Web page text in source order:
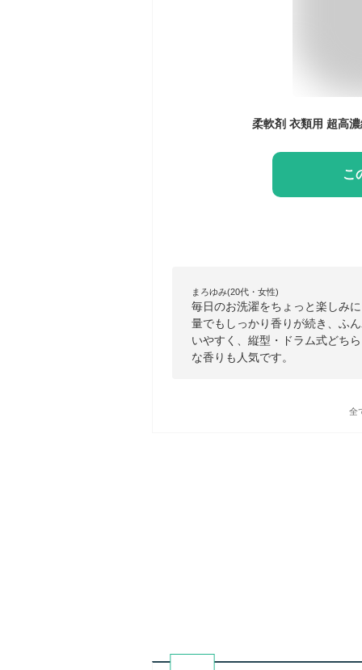
こ
まろゆみ(20代・女性)
毎日のお洗濯をちょっと楽しみ
量でもしっかり香りが続き、ふ
いやすく、縦型・ドラム式どち
な香りも人気です。
全